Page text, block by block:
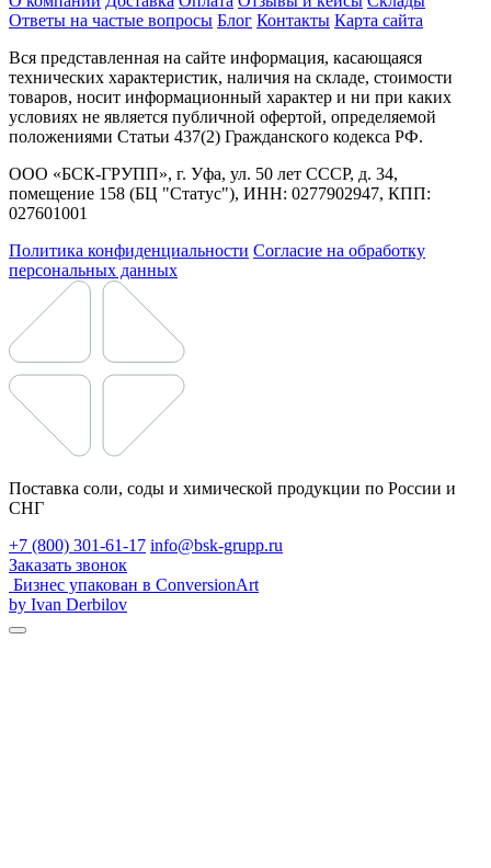
Ответы на частые вопросы Блог Контакты Карта сайта
Вся представленная на сайте информация, касающаяся
технических характеристик, наличия на складе, стоимости
товаров, носит информационный характер и ни при каких
условиях не является публичной офертой, определяемой
положениями Статьи 437(2) Гражданского кодекса РФ.
ООО «БСК-ГРУПП», г. Уфа, ул. 50 лет СССР, д. 34,
помещение 158 (БЦ "Статус"), ИНН: 0277902947, КПП:
027601001
Политика конфиденциальности Согласие на обработку
персональных данных
Поставка соли, соды и химической продукции по России и
СНГ
+7 (800) 301-61-17 info@bsk-grupp.ru
Заказать звонок
Бизнес упакован в ConversionArt
by Ivan Derbilov